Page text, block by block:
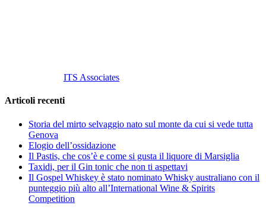
ITS Associates
Articoli recenti
Storia del mirto selvaggio nato sul monte da cui si vede tutta
Genova
Elogio dell’ossidazione
Il Pastis, che cos’è e come si gusta il liquore di Marsiglia
Taxidi, per il Gin tonic che non ti aspettavi
Il Gospel Whiskey è stato nominato Whisky australiano con il
punteggio più alto all’International Wine & Spirits
Competition